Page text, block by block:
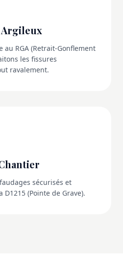
au RGA (Retrait-Gonflement
les fissures
ravalement.
sécurisés et
(Pointe de Grave).